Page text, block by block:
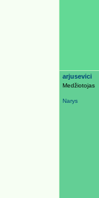
arjusevici
Medžiotojas
Narys